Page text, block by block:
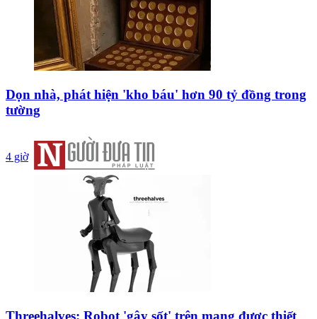
Dọn nhà, phát hiện 'kho báu' hơn 90 tỷ đồng trong
tường
4 giờ
Threehalves: Robot 'gây sốt' trên mạng được thiết